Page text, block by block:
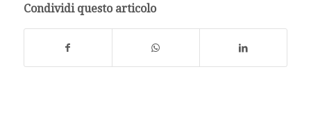
Condividi questo articolo